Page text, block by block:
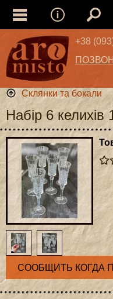
+38
Склянки та бокали
Набір 6
СООБЩИТЬ КОГДА